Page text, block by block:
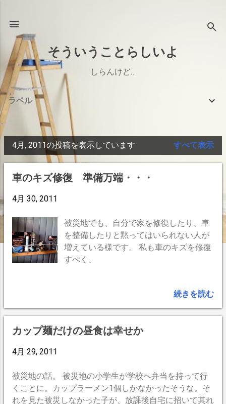
そういうことらしいよ
しらんけど…
ラベル
投
稿
4月, 2011の投稿を表示しています すべて表示
車のキズ修復 準備万端・・・
4月 30, 2011
被災地でも、自分で家を修復したり、車
を整備したりと黙ってはいられない人が
増えている様です。 私も車のキズを修復
すべく、
続きを読む
カップ麺だけの昼食は幸せか
4月 29, 2011
被災地の話。 被災地の小学生が学校へ弁当を持って行
くことに。カップラーメン1個しかなかったそうな。そ
れを見た被災しなかった子が、放課後自宅に招いて其れ